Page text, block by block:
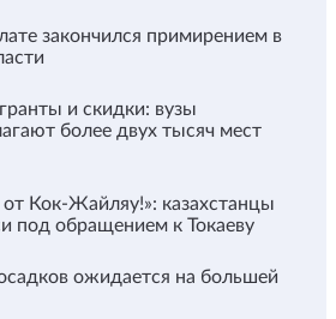
закончился примирением в
и скидки: вузы
более двух тысяч мест
от Кок-Жайляу!»: казахстанцы
под обращением к Токаеву
ожидается на большей